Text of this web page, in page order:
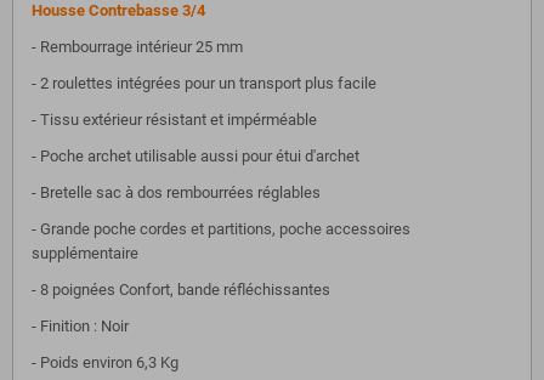
Housse Contrebasse 3/4
- Rembourrage intérieur 25 mm
- 2 roulettes intégrées pour un transport plus facile
- Tissu extérieur résistant et impérméable
- Poche archet utilisable aussi pour étui d'archet
- Bretelle sac à dos rembourrées réglables
- Grande poche cordes et partitions, poche accessoires
supplémentaire
- 8 poignées Confort, bande réfléchissantes
- Finition : Noir
- Poids environ 6,3 Kg